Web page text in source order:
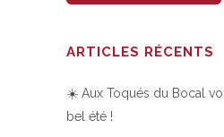
ARTICLES RÉCENTS
☀️ Aux Toqués du Bocal
bel été !